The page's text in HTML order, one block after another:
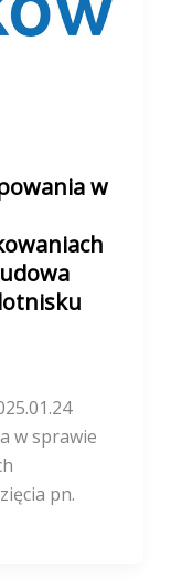
w
w sprawie
pn.